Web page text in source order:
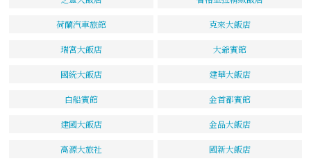
荷蘭汽車旅館 克來大飯店
瑞宮大飯店 大爺賓館
國統大飯店 建華大飯店
白船賓館 金首都賓館
建國大飯店 金品大飯店
高源大旅社 國新大飯店